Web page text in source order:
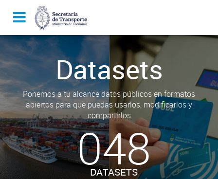
Datasets
Ponemos a tu alcance datos públicos en formatos
abiertos para que puedas usarlos, modificarlos y
compartirlos
048
DATASETS